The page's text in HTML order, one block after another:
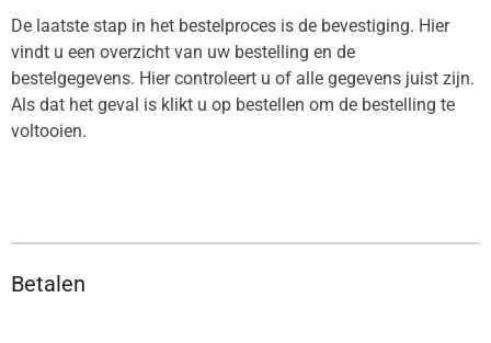
De laatste stap in het bestelproces is de bevestiging. Hier
vindt u een overzicht van uw bestelling en de
bestelgegevens. Hier controleert u of alle gegevens juist zijn.
Als dat het geval is klikt u op bestellen om de bestelling te
voltooien.
Betalen